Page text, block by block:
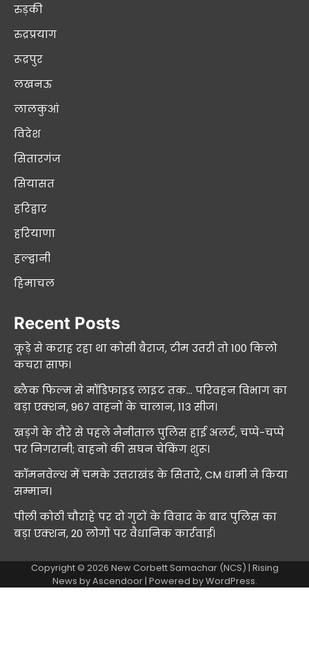
रुड़की
रुद्रप्रयाग
रूद्रपुर
लखनऊ
लालकुआं
विदेश
सितारगंज
सियासत
हरिद्वार
हरियाणा
हल्द्वानी
हिमाचल
Recent Posts
कूड़े से कराह रहा था कोसी बैराज, टीम उतरी तो 100 किलो
कचरा साफ।
ब्लैक फिल्म से मॉडिफाइड लाइट तक… परिवहन विभाग का
बड़ा एक्शन, 967 वाहनों के चालान, 113 सीज।
खड़गे के दौरे से पहले नैनीताल पुलिस हाई अलर्ट, चप्पे-चप्पे
पर निगरानी; वाहनों की सघन चेकिंग शुरू।
कॉमनवेल्थ में चमके उत्तराखंड के सितारे, CM धामी ने किया
सम्मान।
पीली कोठी चौराहे पर दो गुटों के विवाद के बाद पुलिस का
बड़ा एक्शन, 20 लोगों पर वैधानिक कार्रवाई।
Copyright © 2026 New Corbett Samachar (NCS) | Rising
News byAscendoor| Powered byWordPress.